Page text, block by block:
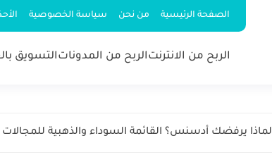
الصفحة الرئيسية من نحن سياسة الخصوصية
الربح من الانترنتالربح من المدوناتالتسويق
لماذا يرفضك أدسنس؟ القائمة السوداء والذهبية للمجالات